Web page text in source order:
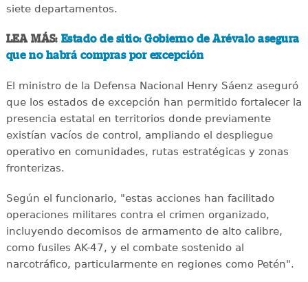
siete departamentos.
LEA MÁS: Estado de sitio: Gobierno de Arévalo asegura
que no habrá compras por excepción
El ministro de la Defensa Nacional Henry Sáenz aseguró
que los estados de excepción han permitido fortalecer la
presencia estatal en territorios donde previamente
existían vacíos de control, ampliando el despliegue
operativo en comunidades, rutas estratégicas y zonas
fronterizas.
Según el funcionario, "estas acciones han facilitado
operaciones militares contra el crimen organizado,
incluyendo decomisos de armamento de alto calibre,
como fusiles AK-47, y el combate sostenido al
narcotráfico, particularmente en regiones como Petén".